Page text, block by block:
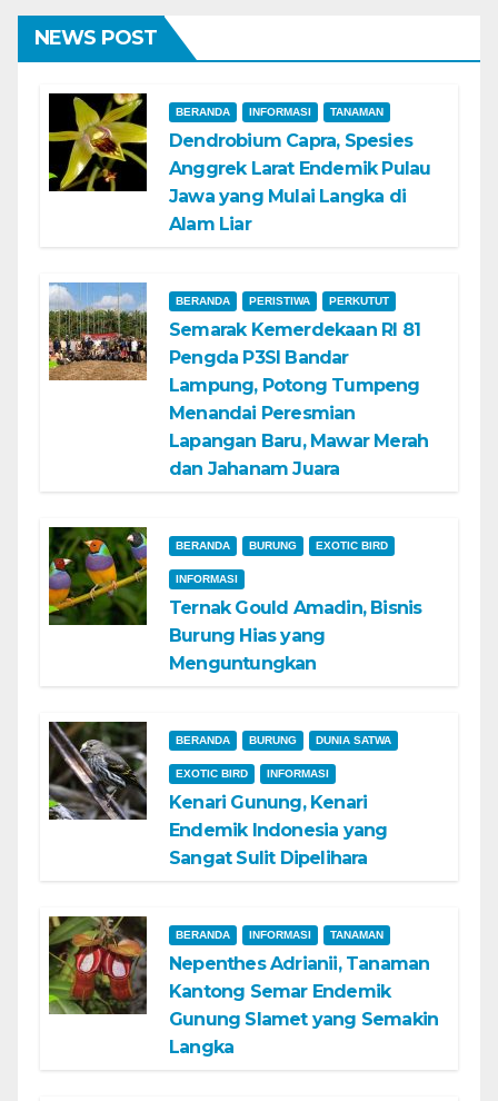
NEWS POST
BERANDA INFORMASI TANAMAN
Dendrobium Capra, Spesies
Anggrek Larat Endemik Pulau
Jawa yang Mulai Langka di
Alam Liar
BERANDA PERISTIWA PERKUTUT
Semarak Kemerdekaan RI 81
Pengda P3SI Bandar
Lampung, Potong Tumpeng
Menandai Peresmian
Lapangan Baru, Mawar Merah
dan Jahanam Juara
BERANDA BURUNG EXOTIC BIRD
INFORMASI
Ternak Gould Amadin, Bisnis
Burung Hias yang
Menguntungkan
BERANDA BURUNG DUNIA SATWA
EXOTIC BIRD INFORMASI
Kenari Gunung, Kenari
Endemik Indonesia yang
Sangat Sulit Dipelihara
BERANDA INFORMASI TANAMAN
Nepenthes Adrianii, Tanaman
Kantong Semar Endemik
Gunung Slamet yang Semakin
Langka